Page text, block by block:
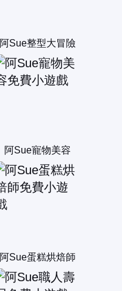
阿Sue整型大冒險
阿Sue寵物美容
阿Sue蛋糕烘焙師